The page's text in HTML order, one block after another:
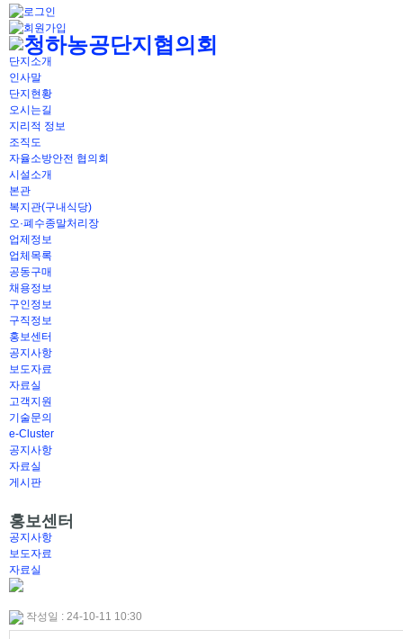
단지소개
인사말
단지현황
오시는길
지리적 정보
조직도
자율소방안전 협의회
시설소개
본관
복지관(구내식당)
오·폐수종말처리장
업제정보
업체목록
공동구매
채용정보
구인정보
구직정보
홍보센터
공지사항
보도자료
자료실
고객지원
기술문의
e-Cluster
공지사항
자료실
게시판
홍보센터
공지사항
보도자료
자료실
작성일 : 24-10-11 10:30